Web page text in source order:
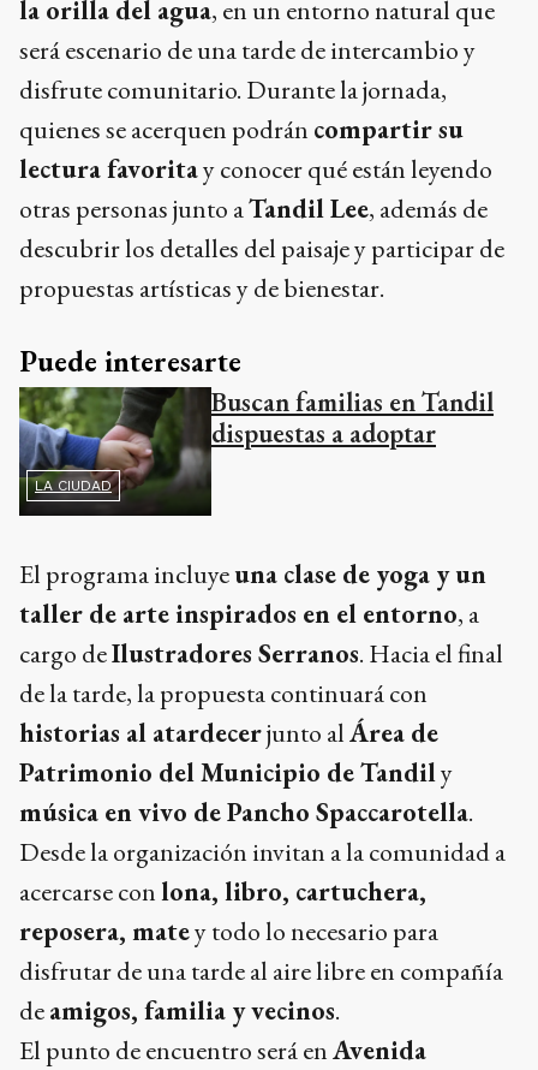
la orilla del agua, en un entorno natural que
será escenario de una tarde de intercambio y
disfrute comunitario. Durante la jornada,
quienes se acerquen podrán compartir su
lectura favoritay conocer qué están leyendo
otras personas junto aTandil Lee, además de
descubrir los detalles del paisaje y participar de
propuestas artísticas y de bienestar.
Puede interesarte
LA CIUDAD
Buscan familias en Tandil
dispuestas a adoptar
El programa incluyeuna clase de yoga y un
taller de arte inspirados en el entorno, a
cargo deIlustradores Serranos. Hacia el final
de la tarde, la propuesta continuará con
historias al atardecerjunto alÁrea de
Patrimonio del Municipio de Tandily
música en vivo de Pancho Spaccarotella.
Desde la organización invitan a la comunidad a
acercarse conlona, libro, cartuchera,
reposera, matey todo lo necesario para
disfrutar de una tarde al aire libre en compañía
deamigos, familia y vecinos.
El punto de encuentro será enAvenida